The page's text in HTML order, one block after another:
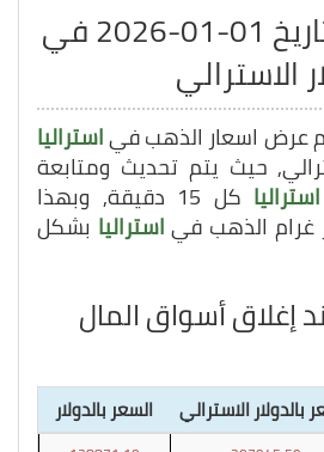
سعر الذهب بتاريخ 01-01-2026 في
الاسترالي
عرض اسعار الذهب فياستراليا
حيث يتم تحديث ومتابعة
استراليا كل 15 دقيقة, وبهذا
الذهب فياستراليا بشكل
إغلاق أسواق المال
بالدولار الاسترالي السعر بالدولار